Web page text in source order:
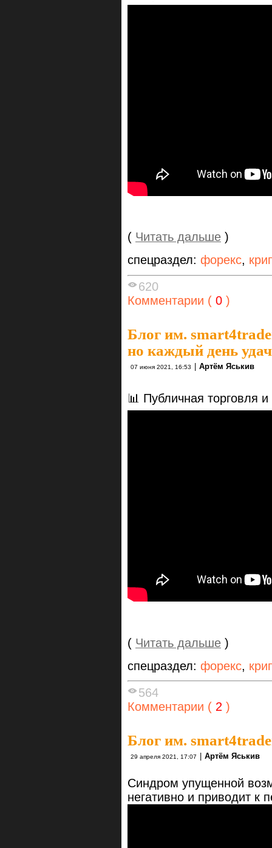
( Читать дальше )
спецраздел: форекс,
620
Комментарии ( 0 )
Блог им.
но каждый день
07 июня 2021, 16:53 Артём Яськив
📊 Публичная торговля
( Читать дальше )
спецраздел: форекс,
564
Комментарии ( 2 )
Блог им.
29 апреля 2021, 17:07 Артём Яськив
Синдром упущенной
негативно и приводит к